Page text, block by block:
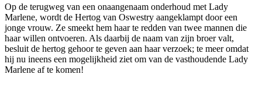
Op de terugweg van een onaangenaam onderhoud met Lady
Marlene, wordt de Hertog van Oswestry aangeklampt door een
jonge vrouw. Ze smeekt hem haar te redden van twee mannen die
haar willen ontvoeren. Als daarbij de naam van zijn broer valt,
besluit de hertog gehoor te geven aan haar verzoek; te meer omdat
hij nu ineens een mogelijkheid ziet om van de vasthoudende Lady
Marlene af te komen!